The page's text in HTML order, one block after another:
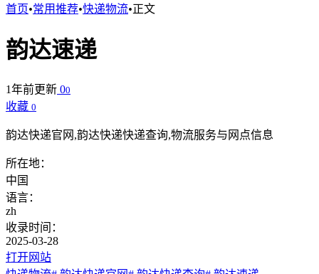
首页•常用推荐•快递物流•正文
韵达速递
1年前更新 00
收藏 0
韵达快递官网,韵达快递快递查询,物流服务与网点信息
所在地：
中国
语言：
zh
收录时间：
2025-03-28
打开网站